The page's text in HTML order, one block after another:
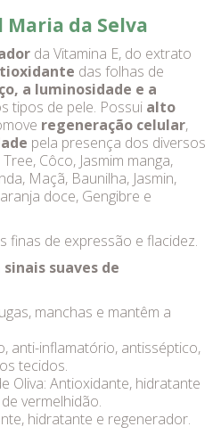
da Selva
da Vitamina E, do extrato
das folhas de
a luminosidade e a
tipos de pele. Possui alto
regeneração celular,
pela presença dos diversos
Côco, Jasmim manga,
Maçã, Baunilha, Jasmin,
doce, Gengibre e
finas de expressão e flacidez.
suaves de
manchas e mantêm a
anti-inflamatório, antisséptico,
tecidos.
Oliva: Antioxidante, hidratante
vermelhidão.
hidratante e regenerador.